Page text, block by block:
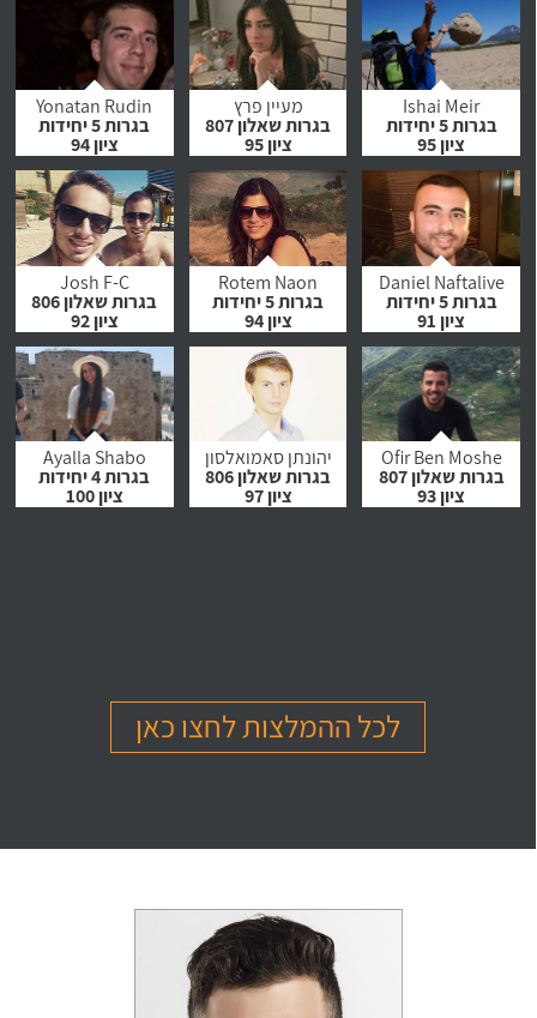
לחץ לצפייה
בהמלצה
לחץ לצפייה
בהמלצה
לחץ לצפייה
בהמלצה
Ishai Meir
בגרות 5 יחידות
ציון 95
לחץ לצפייה
בהמלצה
מעיין פרץ
בגרות שאלון 807
ציון 95
לחץ לצפייה
בהמלצה
Yonatan Rudin
בגרות 5 יחידות
ציון 94
לחץ לצפייה
בהמלצה
Daniel Naftalive
בגרות 5 יחידות
ציון 91
לחץ לצפייה
בהמלצה
Rotem Naon
בגרות 5 יחידות
ציון 94
לחץ לצפייה
בהמלצה
Josh F-C
בגרות שאלון 806
ציון 92
לחץ לצפייה
בהמלצה
Ofir Ben Moshe
בגרות שאלון 807
ציון 93
יהונתן סאמואלסון
בגרות שאלון 806
ציון 97
Ayalla Shabo
בגרות 4 יחידות
ציון 100
לחץ לצפייה לחץ לצפייה לחץ לצפייה
ציון 97 ציון 97
לחץ לצפייה
בהמלצה
ציון 100
Maor Cohen
בגרות 4 יחידות
לכל ההמלצות לחצו כאן